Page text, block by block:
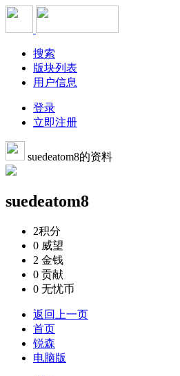
搜索
版块列表
用户信息
登录
立即注册
suedeatom8的资料
suedeatom8
2积分
0 威望
2 金钱
0 贡献
0 无忧币
返回上一页
首页
锐森
电脑版